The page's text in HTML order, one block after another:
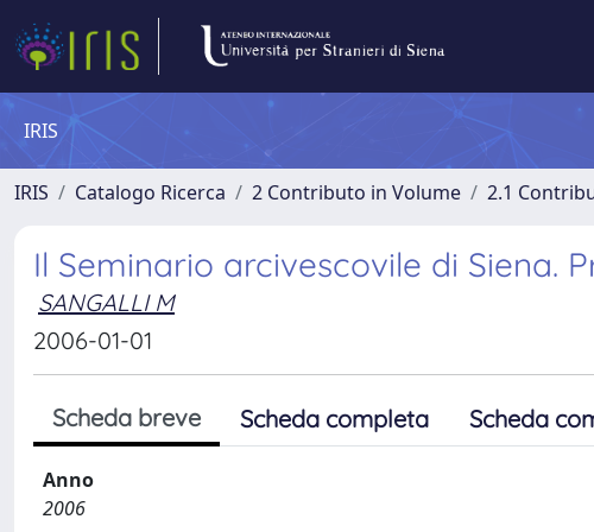
IRIS
IRIS Catalogo Ricerca 2 Contributo in Volume 2.1
Il Seminario arcivescovile di Siena.
SANGALLI M
2006-01-01
Scheda breve Scheda completa Scheda
Anno
2006